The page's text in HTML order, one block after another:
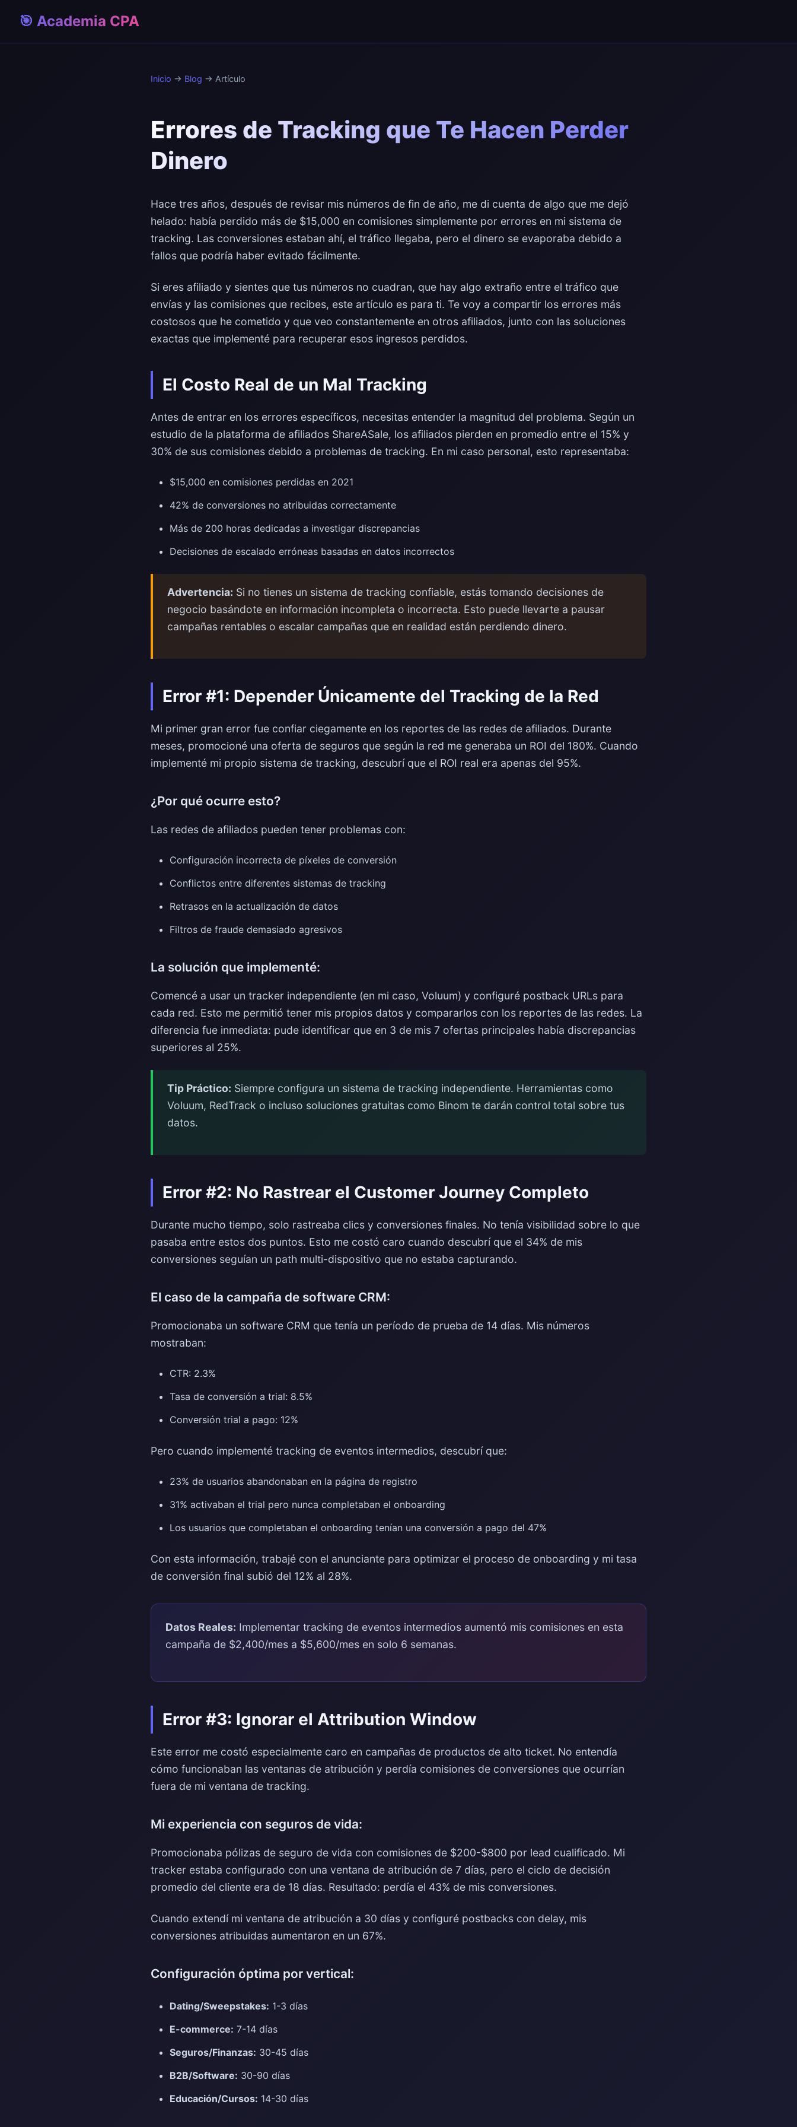
🎯 Academia CPA
Inicio → Blog → Artículo
Errores de Tracking que Te Hacen Perder
Dinero
Hace tres años, después de revisar mis números de fin de año, me di cuenta de algo que me dejó
helado: había perdido más de $15,000 en comisiones simplemente por errores en mi sistema de
tracking. Las conversiones estaban ahí, el tráfico llegaba, pero el dinero se evaporaba debido a
fallos que podría haber evitado fácilmente.
Si eres afiliado y sientes que tus números no cuadran, que hay algo extraño entre el tráfico que
envías y las comisiones que recibes, este artículo es para ti. Te voy a compartir los errores más
costosos que he cometido y que veo constantemente en otros afiliados, junto con las soluciones
exactas que implementé para recuperar esos ingresos perdidos.
El Costo Real de un Mal Tracking
Antes de entrar en los errores específicos, necesitas entender la magnitud del problema. Según un
estudio de la plataforma de afiliados ShareASale, los afiliados pierden en promedio entre el 15% y
30% de sus comisiones debido a problemas de tracking. En mi caso personal, esto representaba:
$15,000 en comisiones perdidas en 2021
42% de conversiones no atribuidas correctamente
Más de 200 horas dedicadas a investigar discrepancias
Decisiones de escalado erróneas basadas en datos incorrectos
Advertencia: Si no tienes un sistema de tracking confiable, estás tomando decisiones de
negocio basándote en información incompleta o incorrecta. Esto puede llevarte a pausar
campañas rentables o escalar campañas que en realidad están perdiendo dinero.
Error #1: Depender Únicamente del Tracking de la Red
Mi primer gran error fue confiar ciegamente en los reportes de las redes de afiliados. Durante
meses, promocioné una oferta de seguros que según la red me generaba un ROI del 180%. Cuando
implementé mi propio sistema de tracking, descubrí que el ROI real era apenas del 95%.
¿Por qué ocurre esto?
Las redes de afiliados pueden tener problemas con:
Configuración incorrecta de píxeles de conversión
Conflictos entre diferentes sistemas de tracking
Retrasos en la actualización de datos
Filtros de fraude demasiado agresivos
La solución que implementé:
Comencé a usar un tracker independiente (en mi caso, Voluum) y configuré postback URLs para
cada red. Esto me permitió tener mis propios datos y compararlos con los reportes de las redes. La
diferencia fue inmediata: pude identificar que en 3 de mis 7 ofertas principales había discrepancias
superiores al 25%.
Tip Práctico: Siempre configura un sistema de tracking independiente. Herramientas como
Voluum, RedTrack o incluso soluciones gratuitas como Binom te darán control total sobre tus
datos.
Error #2: No Rastrear el Customer Journey Completo
Durante mucho tiempo, solo rastreaba clics y conversiones finales. No tenía visibilidad sobre lo que
pasaba entre estos dos puntos. Esto me costó caro cuando descubrí que el 34% de mis
conversiones seguían un path multi-dispositivo que no estaba capturando.
El caso de la campaña de software CRM:
Promocionaba un software CRM que tenía un período de prueba de 14 días. Mis números
mostraban:
CTR: 2.3%
Tasa de conversión a trial: 8.5%
Conversión trial a pago: 12%
Pero cuando implementé tracking de eventos intermedios, descubrí que:
23% de usuarios abandonaban en la página de registro
31% activaban el trial pero nunca completaban el onboarding
Los usuarios que completaban el onboarding tenían una conversión a pago del 47%
Con esta información, trabajé con el anunciante para optimizar el proceso de onboarding y mi tasa
de conversión final subió del 12% al 28%.
Datos Reales: Implementar tracking de eventos intermedios aumentó mis comisiones en esta
campaña de $2,400/mes a $5,600/mes en solo 6 semanas.
Error #3: Ignorar el Attribution Window
Este error me costó especialmente caro en campañas de productos de alto ticket. No entendía
cómo funcionaban las ventanas de atribución y perdía comisiones de conversiones que ocurrían
fuera de mi ventana de tracking.
Mi experiencia con seguros de vida:
Promocionaba pólizas de seguro de vida con comisiones de $200-$800 por lead cualificado. Mi
tracker estaba configurado con una ventana de atribución de 7 días, pero el ciclo de decisión
promedio del cliente era de 18 días. Resultado: perdía el 43% de mis conversiones.
Cuando extendí mi ventana de atribución a 30 días y configuré postbacks con delay, mis
conversiones atribuidas aumentaron en un 67%.
Configuración óptima por vertical:
Dating/Sweepstakes: 1-3 días
E-commerce: 7-14 días
Seguros/Finanzas: 30-45 días
B2B/Software: 30-90 días
Educación/Cursos: 14-30 días